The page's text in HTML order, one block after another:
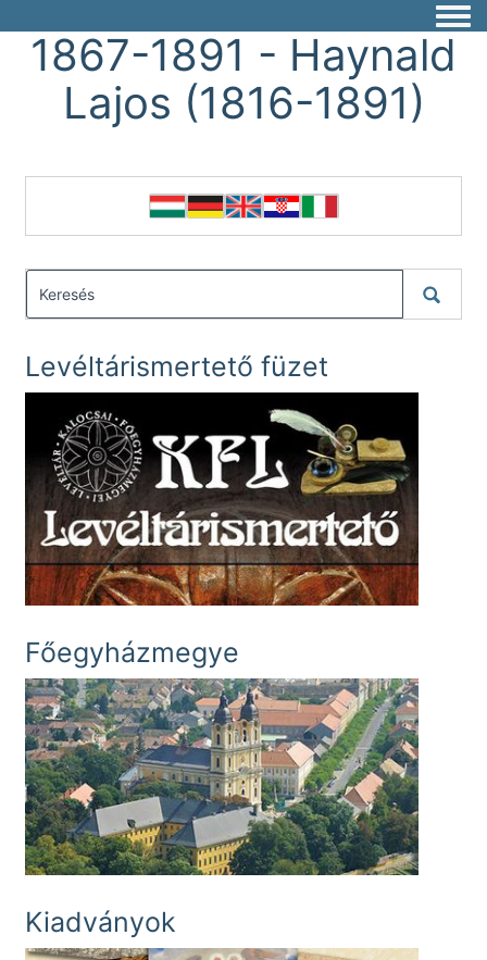
1867-1891 - Haynald
Lajos (1816-1891)
Levéltárismertető füzet
Főegyházmegye
Kiadványok